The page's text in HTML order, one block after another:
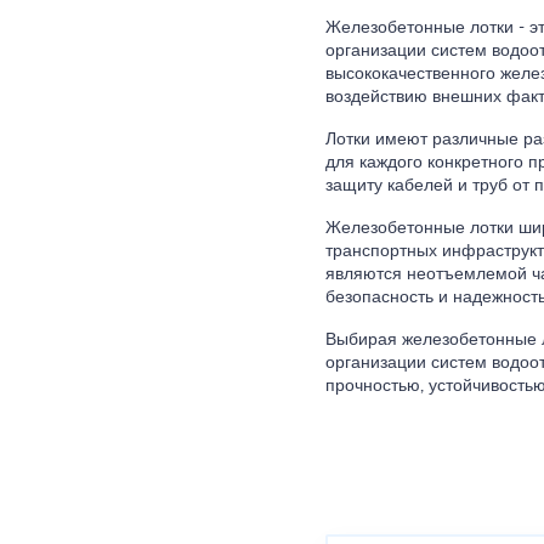
Железобетонные лотки -
организации систем
высококачественного
воздействию внешних
Лотки имеют различные
для каждого конкретного
защиту кабелей и труб от
Железобетонные лотки
транспортных
являются неотъемлемой
безопасность и
Выбирая железобетонные
организации систем
прочностью,